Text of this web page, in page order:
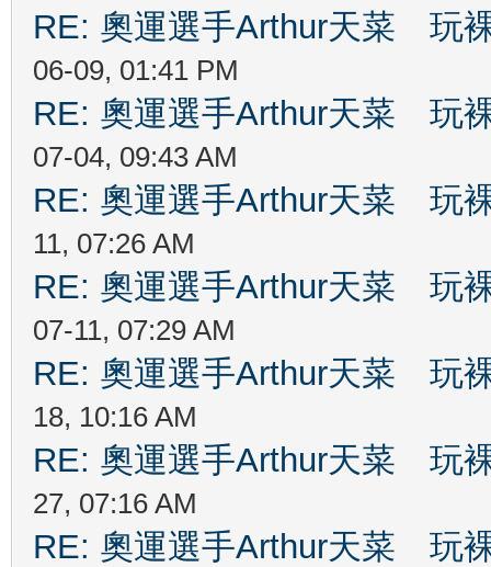
RE: 奧運選手Arthur天菜 玩
06-09, 01:41 PM
RE: 奧運選手Arthur天菜 玩
07-04, 09:43 AM
RE: 奧運選手Arthur天菜 玩
11, 07:26 AM
RE: 奧運選手Arthur天菜 玩
07-11, 07:29 AM
RE: 奧運選手Arthur天菜 玩
18, 10:16 AM
RE: 奧運選手Arthur天菜 玩
27, 07:16 AM
RE: 奧運選手Arthur天菜 玩